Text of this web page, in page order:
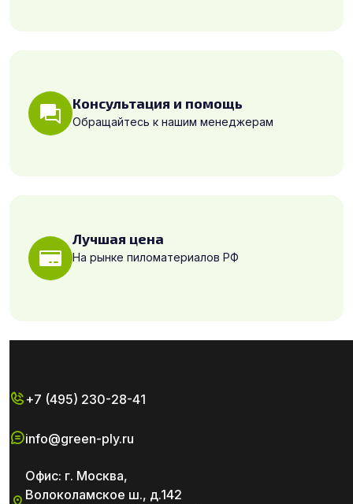
Консультация и помощь
Обращайтесь к нашим менеджерам
Лучшая цена
На рынке пиломатериалов РФ
+7 (495) 230-28-41
info@green-ply.ru
Офис: г. Москва,
Волоколамское ш., д.142